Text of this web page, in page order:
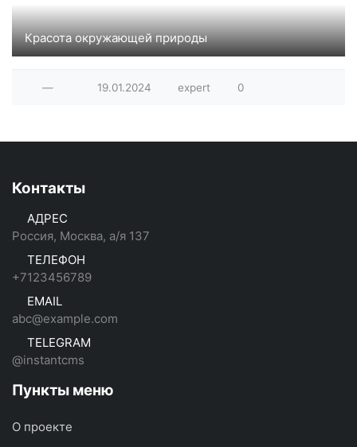
Красота окружающей природы
Фотографии из коллекции сайта deviantart.com
— 19.01.2024 expert 0
Контакты
АДРЕС
Россия, Москва, а/я 137
ТЕЛЕФОН
+7123456789
EMAIL
abc@example.com
TELEGRAM
@instantcms
Пункты меню
О проекте